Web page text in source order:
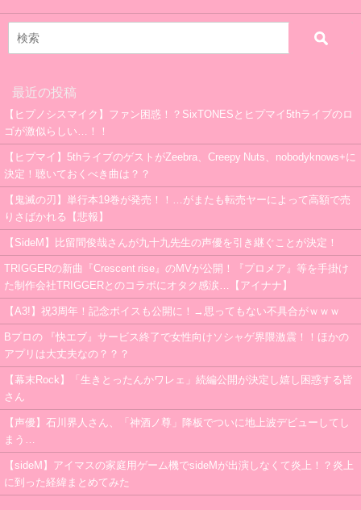
最近の投稿
【ヒプノシスマイク】ファン困惑！？SixTONESとヒプマイ5thライブのロ
ゴが激似らしい…！！
【ヒプマイ】5thライブのゲストがZeebra、Creepy Nuts、nobodyknows+に
決定！聴いておくべき曲は？？
【鬼滅の刃】単行本19巻が発売！！…がまたも転売ヤーによって高額で売
りさばかれる【悲報】
【SideM】比留間俊哉さんが九十九先生の声優を引き継ぐことが決定！
TRIGGERの新曲『Crescent rise』のMVが公開！『プロメア』等を手掛け
た制作会社TRIGGERとのコラボにオタク感涙…【アイナナ】
【A3!】祝3周年！記念ボイスも公開に！→思ってもない不具合がｗｗｗ
Bプロの 『快エブ』サービス終了で女性向けソシャゲ界隈激震！！ほかの
アプリは大丈夫なの？？？
【幕末Rock】「生きとったんかワレェ」続編公開が決定し嬉し困惑する皆
さん
【声優】石川界人さん、「神酒ノ尊」降板でついに地上波デビューしてし
まう…
【sideM】アイマスの家庭用ゲーム機でsideMが出演しなくて炎上！？炎上
に到った経緯まとめてみた